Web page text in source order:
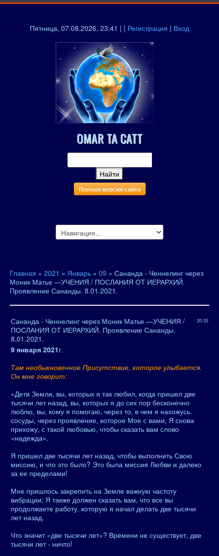
Пятница, 07.08.2026, 23:41 | | Регистрация | Вход
OMAR TA CATT
Полная версия сайта
Главная » 2021 » Январь » 09 » Сананда - Ченнелинг через
Моник Матье —УЧЕНИЯ / ПОСЛАНИЯ ОТ ИЕРАРХИЙ.
Проявление Сананды. 8.01.2021.
20:35
Сананда - Ченнелинг через Моник Матье —УЧЕНИЯ /
ПОСЛАНИЯ ОТ ИЕРАРХИЙ. Проявление Сананды.
8.01.2021.
9 января 2021г.
Там необыкновенное Присутствие, которое улыбается.
Он мне говорит:
«Дети Земли, вы, которых я так любил, когда пришел две
тысячи лет назад, вы, которых я до сих пор бесконечно
люблю, вы, кому я помогаю, через то, в чем я нахожусь.
сосуды, через проявление, которое Мое с вами, Я снова
прихожу, с такой любовью, чтобы сказать вам слово
«надежда».
Я пришел две тысячи лет назад, чтобы выполнить Свою
миссию, и что это было? Это была миссия Любви и далеко
за ее пределами!
Мне пришлось закрепить на Земле важную частоту
вибрации; Я также должен сказать вам, что все вы
продолжаете работу, которую я начал делать две тысячи
лет назад.
Что значит «две тысячи лет»? Времени не существует, две
тысячи лет - ничто!